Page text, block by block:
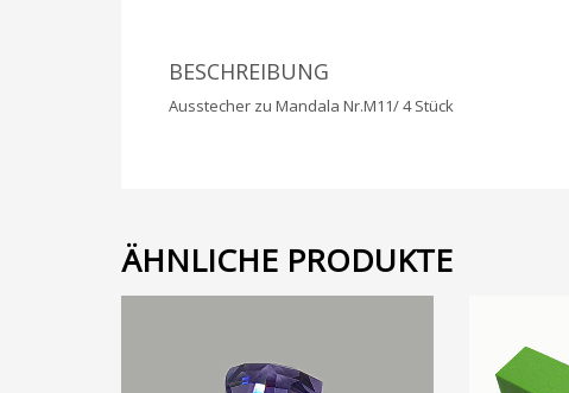
BESCHREIBUNG
Ausstecher zu Mandala Nr.M11/ 4 Stück
ÄHNLICHE PRODUKTE